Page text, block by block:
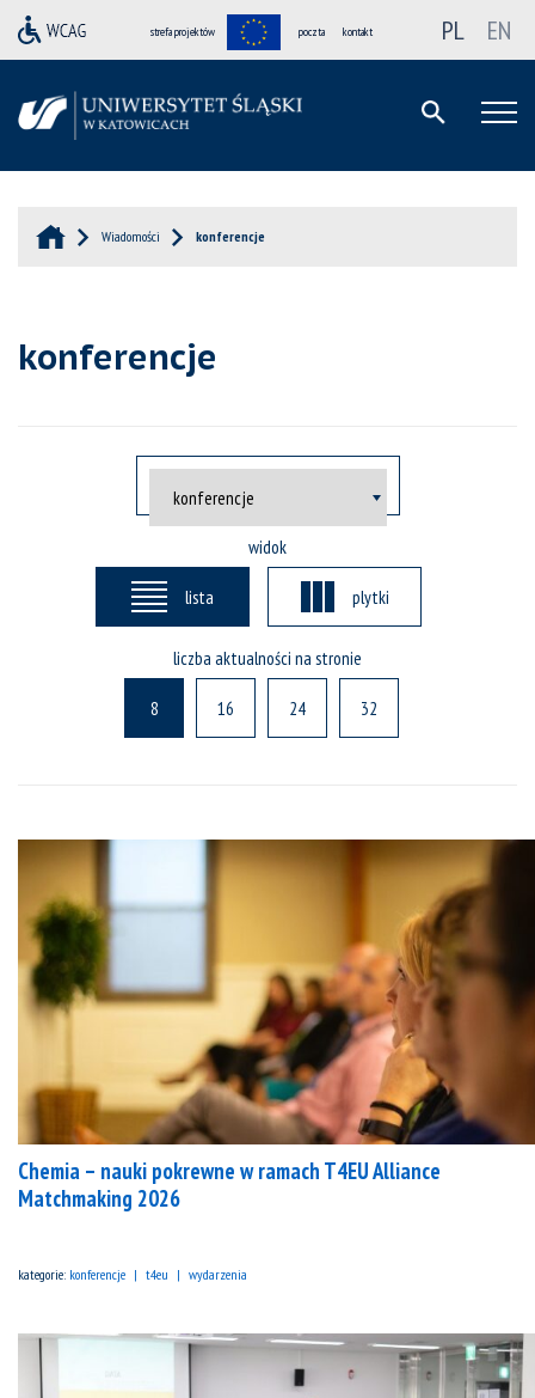
strefa projektów poczta kontakt PL EN
Wiadomości konferencje
konferencje
widok
lista plytki
liczba aktualności na stronie
8 16 24 32
Chemia – nauki pokrewne w ramach T4EU Alliance
Matchmaking 2026
kategorie: konferencje t4eu wydarzenia